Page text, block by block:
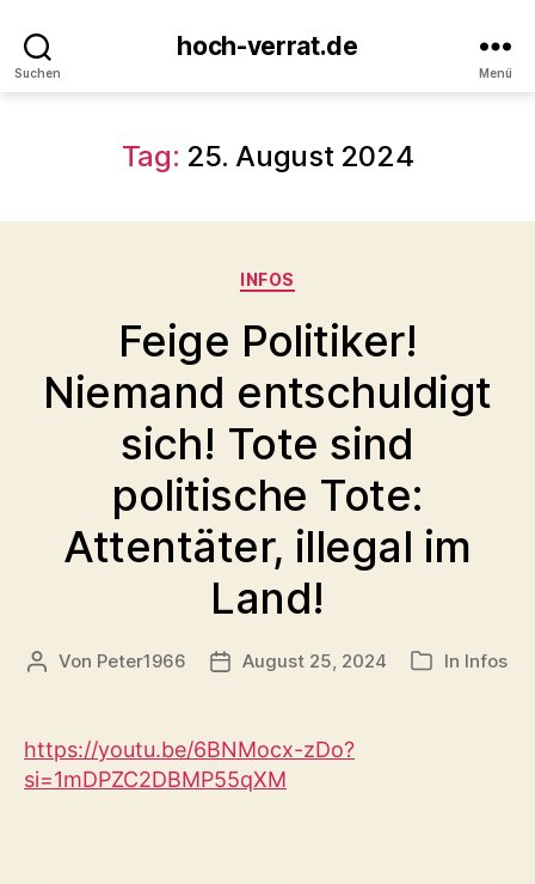
Suchen
hoch-verrat.de
Menü
Tag: 25. August 2024
Kategorien
INFOS
Feige Politiker!
Niemand entschuldigt
sich! Tote sind
politische Tote:
Attentäter, illegal im
Land!
Beitragsautor
Von Peter1966 Veröffentlichungsdatum
August 25, 2024 Kategorien
In Infos
https://youtu.be/6BNMocx-zDo?
si=1mDPZC2DBMP55qXM